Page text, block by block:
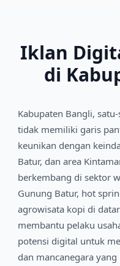
Iklan
di
Kabupaten Bangli,
tidak memiliki garis
keunikan dengan
Batur, dan area
berkembang di sektor
Gunung Batur, hot
agrowisata kopi di
membantu pelaku
potensi digital untuk
dan mancanegara